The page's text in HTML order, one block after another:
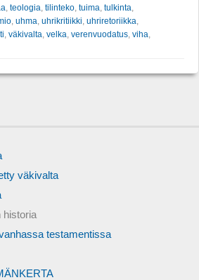
, teologia, tilinteko, tuima, tulkinta,
, uhma, uhrikritiikki, uhriretoriikka,
, väkivalta, velka, verenvuodatus, viha,
väkivalta
historia
testamentissa